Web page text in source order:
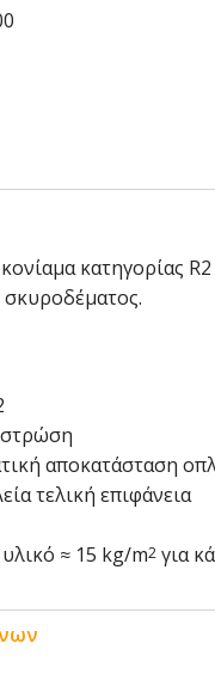
κατηγορίας
αποκατάσταση
τελική επιφάνεια
≈ 15 kg/m2για